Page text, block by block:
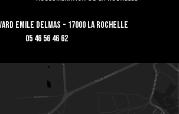
Emile Delmas - 17000 La Rochelle
05 46 56 46 62